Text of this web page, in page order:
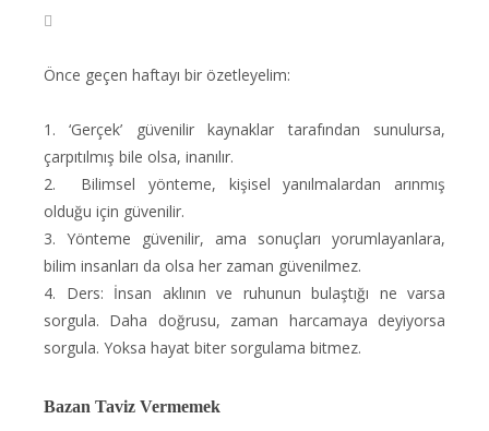
Önce geçen haftayı bir özetleyelim:
1. ‘Gerçek’ güvenilir kaynaklar tarafından sunulursa,
çarpıtılmış bile olsa, inanılır.
2. Bilimsel yönteme, kişisel yanılmalardan arınmış
olduğu için güvenilir.
3. Yönteme güvenilir, ama sonuçları yorumlayanlara,
bilim insanları da olsa her zaman güvenilmez.
4. Ders: İnsan aklının ve ruhunun bulaştığı ne varsa
sorgula. Daha doğrusu, zaman harcamaya deyiyorsa
sorgula. Yoksa hayat biter sorgulama bitmez.
Bazan Taviz Vermemek